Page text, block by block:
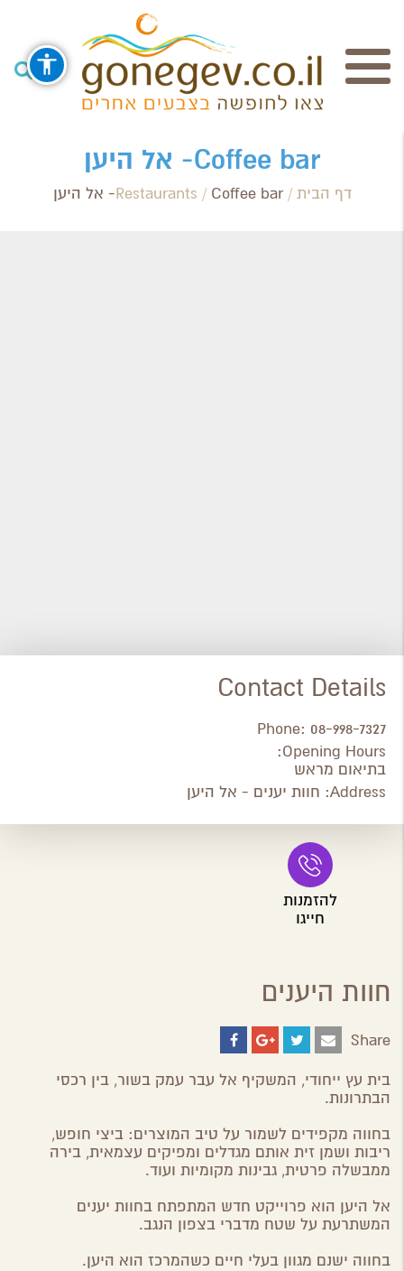
חיפוש
Search Category / Business
Coffee bar- אל היען
דף הבית /
Restaurants / Coffee bar- אל היען
Contact Details
Phone: 08-998-7327
Opening Hours:
בתיאום מראש
Address: חוות יענים - אל היען
להזמנות
חייגו
חוות היענים
Share
Email
Twitter
Googleבית עץ ייחודי, המשקיף אל עבר עמק בשור, בין רכסי
הבתרונות.
בחווה מקפידים לשמור על טיב המוצרים: ביצי חופש,
ריבות ושמן זית אותם מגדלים ומפיקים עצמאית, בירה
ממבשלה פרטית, גבינות מקומיות ועוד.
אל היען הוא פרוייקט חדש המתפתח בחוות יענים
המשתרעת על שטח מדברי בצפון הנגב.
בחווה ישנם מגוון בעלי חיים כשהמרכז הוא היען.